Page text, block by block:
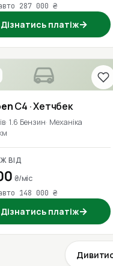
287 000 ₴
Дізнатись платіж→
C4 · Хетчбек
1.6 Бензин Механіка
ВІД
₴/міс
148 000 ₴
Дізнатись платіж→